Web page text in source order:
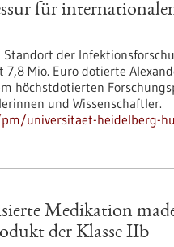
für
der
Mio. Euro dotierte
höchstdotierten
und Wissenschaftler.
universitaet-heidelberg-
Medikation
der Klasse IIb